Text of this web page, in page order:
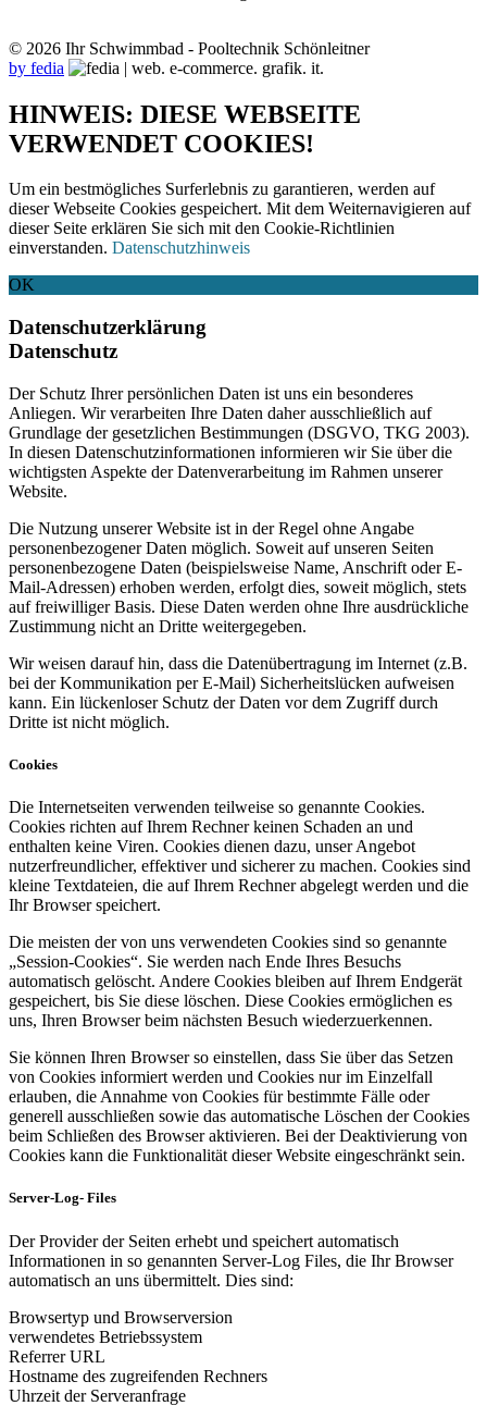
© 2026 Ihr Schwimmbad - Pooltechnik Schönleitner
by fedia
HINWEIS: DIESE WEBSEITE
VERWENDET COOKIES!
Um ein bestmögliches Surferlebnis zu garantieren, werden auf
dieser Webseite Cookies gespeichert. Mit dem Weiternavigieren auf
dieser Seite erklären Sie sich mit den Cookie-Richtlinien
einverstanden. Datenschutzhinweis
OK
Datenschutzerklärung
Datenschutz
Der Schutz Ihrer persönlichen Daten ist uns ein besonderes
Anliegen. Wir verarbeiten Ihre Daten daher ausschließlich auf
Grundlage der gesetzlichen Bestimmungen (DSGVO, TKG 2003).
In diesen Datenschutzinformationen informieren wir Sie über die
wichtigsten Aspekte der Datenverarbeitung im Rahmen unserer
Website.
Die Nutzung unserer Website ist in der Regel ohne Angabe
personenbezogener Daten möglich. Soweit auf unseren Seiten
personenbezogene Daten (beispielsweise Name, Anschrift oder E-
Mail-Adressen) erhoben werden, erfolgt dies, soweit möglich, stets
auf freiwilliger Basis. Diese Daten werden ohne Ihre ausdrückliche
Zustimmung nicht an Dritte weitergegeben.
Wir weisen darauf hin, dass die Datenübertragung im Internet (z.B.
bei der Kommunikation per E-Mail) Sicherheitslücken aufweisen
kann. Ein lückenloser Schutz der Daten vor dem Zugriff durch
Dritte ist nicht möglich.
Cookies
Die Internetseiten verwenden teilweise so genannte Cookies.
Cookies richten auf Ihrem Rechner keinen Schaden an und
enthalten keine Viren. Cookies dienen dazu, unser Angebot
nutzerfreundlicher, effektiver und sicherer zu machen. Cookies sind
kleine Textdateien, die auf Ihrem Rechner abgelegt werden und die
Ihr Browser speichert.
Die meisten der von uns verwendeten Cookies sind so genannte
„Session-Cookies“. Sie werden nach Ende Ihres Besuchs
automatisch gelöscht. Andere Cookies bleiben auf Ihrem Endgerät
gespeichert, bis Sie diese löschen. Diese Cookies ermöglichen es
uns, Ihren Browser beim nächsten Besuch wiederzuerkennen.
Sie können Ihren Browser so einstellen, dass Sie über das Setzen
von Cookies informiert werden und Cookies nur im Einzelfall
erlauben, die Annahme von Cookies für bestimmte Fälle oder
generell ausschließen sowie das automatische Löschen der Cookies
beim Schließen des Browser aktivieren. Bei der Deaktivierung von
Cookies kann die Funktionalität dieser Website eingeschränkt sein.
Server-Log- Files
Der Provider der Seiten erhebt und speichert automatisch
Informationen in so genannten Server-Log Files, die Ihr Browser
automatisch an uns übermittelt. Dies sind:
Browsertyp und Browserversion
verwendetes Betriebssystem
Referrer URL
Hostname des zugreifenden Rechners
Uhrzeit der Serveranfrage